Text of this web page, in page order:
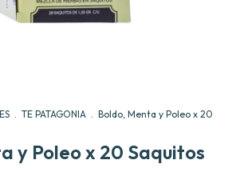
. TE PATAGONIA . Boldo, Menta y Poleo x 20
y Poleo x 20 Saquitos